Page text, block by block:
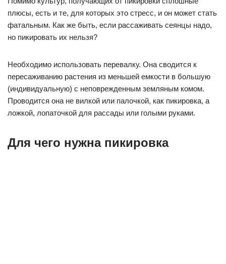
плюсы, есть и те, для которых это стресс, и он может стать
фатальным. Как же быть, если рассаживать сеянцы надо,
но пикировать их нельзя?
Необходимо использовать перевалку. Она сводится к
пересаживанию растения из меньшей емкости в большую
(индивидуальную) с неповрежденным земляным комом.
Проводится она не вилкой или палочкой, как пикировка, а
ложкой, лопаточкой для рассады или голыми руками.
Для чего нужна пикировка